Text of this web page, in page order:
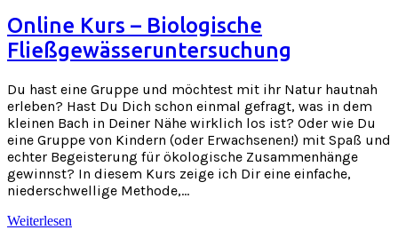
Online Kurs – Biologische
Fließgewässeruntersuchung
Du hast eine Gruppe und möchtest mit ihr Natur hautnah
erleben? Hast Du Dich schon einmal gefragt, was in dem
kleinen Bach in Deiner Nähe wirklich los ist? Oder wie Du
eine Gruppe von Kindern (oder Erwachsenen!) mit Spaß und
echter Begeisterung für ökologische Zusammenhänge
gewinnst? In diesem Kurs zeige ich Dir eine einfache,
niederschwellige Methode,…
Weiterlesen